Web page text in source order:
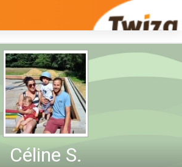
Céline S.